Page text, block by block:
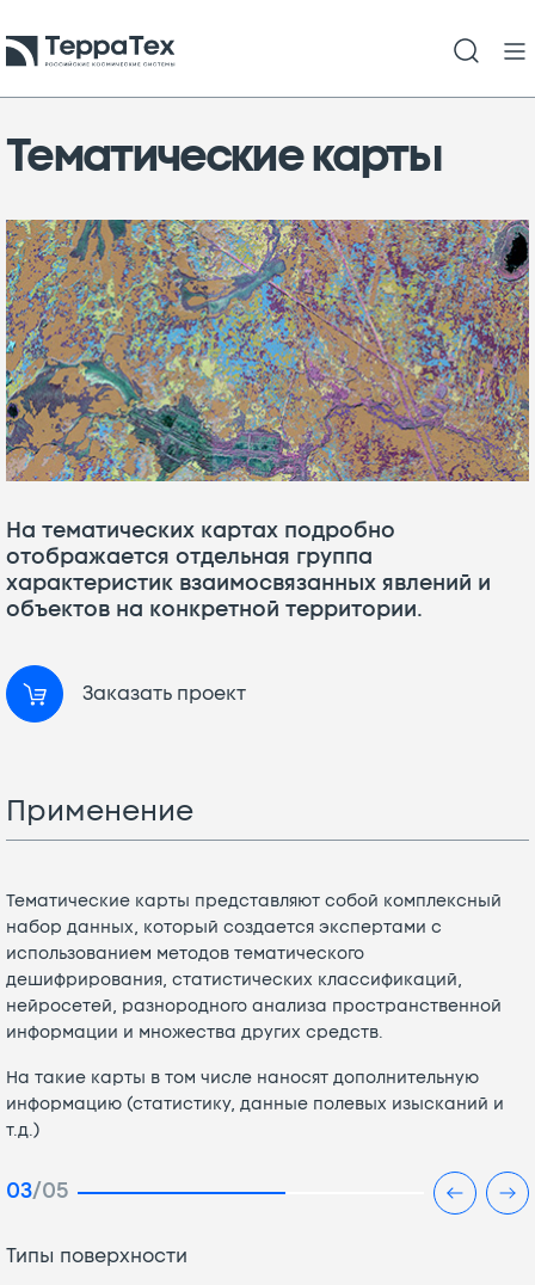
Тематическиекарты
На тематических картах подробно
отображается отдельная группа
характеристик взаимосвязанных явлений и
объектов на конкретной территории.
Заказать проект
Применение
Тематические карты представляют собой комплексный
набор данных, который создается экспертами с
использованием методов тематического
дешифрирования, статистических классификаций,
нейросетей, разнородного анализа пространственной
информации и множества других средств.
На такие карты в том числе наносят дополнительную
информацию (статистику, данные полевых изысканий и
т.д.)
Типы поверхности
03/05